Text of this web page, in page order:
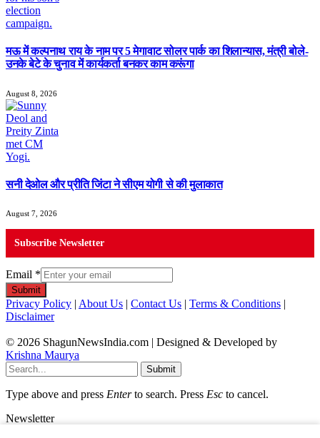
मऊ में कल्पनाथ राय के नाम पर 5 मेगावाट सोलर पार्क का शिलान्यास, मंत्री बोले-
उनके बेटे के चुनाव में कार्यकर्ता बनकर काम करूंगा
August 8, 2026
सनी देओल और प्रीति जिंटा ने सीएम योगी से की मुलाकात
August 7, 2026
Subscribe Newsletter
Email *
Submit
Privacy Policy | About Us | Contact Us | Terms & Conditions |
Disclaimer
© 2026 ShagunNewsIndia.com | Designed & Developed by
Krishna Maurya
Submit
Type above and press Enterto search. Press Esc to cancel.
Newsletter